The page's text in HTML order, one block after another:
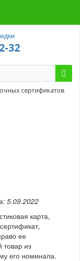
32
сертификатов
5.09.2022
карта,
ее
товар из
его номинала.